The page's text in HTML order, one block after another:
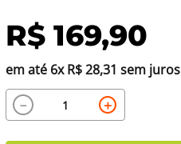
R$ 169,90
em até 6xR$28,31 sem juros
＋
－